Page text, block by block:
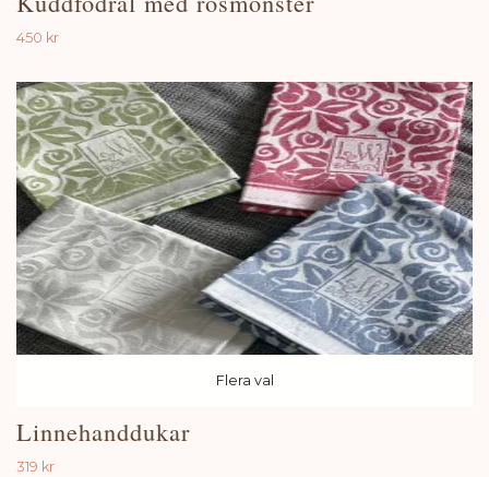
450 kr
Flera val
Linnehanddukar
319 kr